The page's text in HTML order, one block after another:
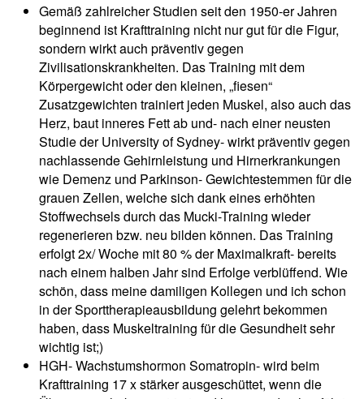
Gemäß zahlreicher Studien seit den 1950-er Jahren
beginnend ist Krafttraining nicht nur gut für die Figur,
sondern wirkt auch präventiv gegen
Zivilisationskrankheiten. Das Training mit dem
Körpergewicht oder den kleinen, „fiesen“
Zusatzgewichten trainiert jeden Muskel, also auch das
Herz, baut inneres Fett ab und- nach einer neusten
Studie der University of Sydney- wirkt präventiv gegen
nachlassende Gehirnleistung und Hirnerkrankungen
wie Demenz und Parkinson- Gewichtestemmen für die
grauen Zellen, welche sich dank eines erhöhten
Stoffwechsels durch das Mucki-Training wieder
regenerieren bzw. neu bilden können. Das Training
erfolgt 2x/ Woche mit 80 % der Maximalkraft- bereits
nach einem halben Jahr sind Erfolge verblüffend. Wie
schön, dass meine damiligen Kollegen und ich schon
in der Sporttherapieausbildung gelehrt bekommen
haben, dass Muskeltraining für die Gesundheit sehr
wichtig ist;)
HGH- Wachstumshormon Somatropin- wird beim
Krafttraining 17 x stärker ausgeschüttet, wenn die